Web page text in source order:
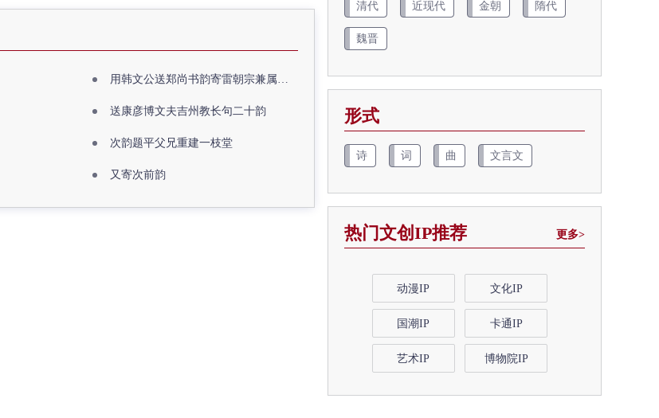
用韩文公送郑尚书韵寄雷朝宗兼属欧阳全真
送康彦博文夫吉州教长句二十韵
次韵题平父兄重建一枝堂
又寄次前韵
清代 近现代 金朝 隋代
魏晋
形式
诗 词 曲 文言文
热门文创IP推荐 更多>
动漫IP 文化IP
国潮IP 卡通IP
艺术IP 博物院IP